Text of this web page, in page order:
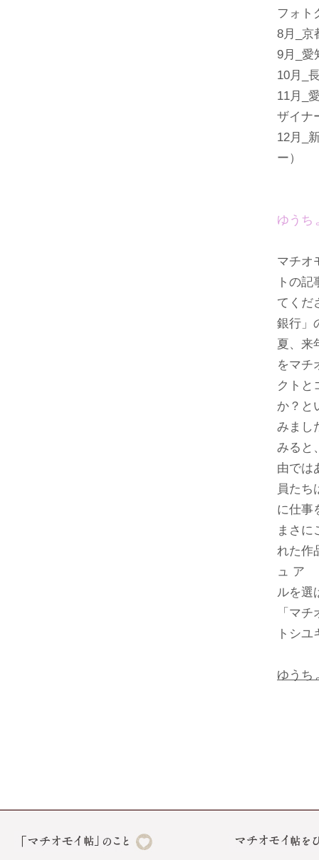
フォト
8月_京
9月_愛
10月_
11月_
ザイナ
12月_
ー）
ゆうち
マチオ
トの
てくだ
銀行」
夏、来
をマチ
クトと
か？と
みまし
みると
由では
員たち
に仕事
まさに
れた作
ュ ア
ルを選
「マ
トシ
ゆうち